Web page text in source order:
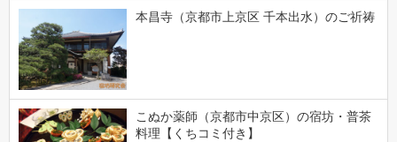
本昌寺（京都市上京区 千本出水）のご祈祷
こぬか薬師（京都市中京区）の宿坊・普茶
料理【くちコミ付き】